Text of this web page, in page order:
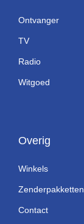
Ontvanger
TV
Radio
Witgoed
Overig
Winkels
Zenderpakketten
Contact